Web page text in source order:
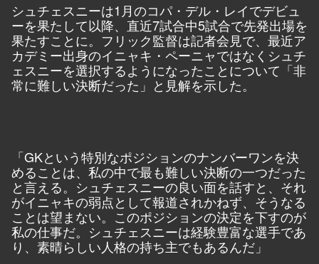
シュチェスニーは1月のコパ・デル・レイでデビュ
ーを果たして以降、直近7試合中5試合で先発出場を
果たすことに。フリック監督は記者会見で、最近ア
カデミー出身のイニャキ・ペーニャではなくシュチ
ェスニーを選択するようになったことについて「非
常に難しい決断だった」と見解を示した。
「GKという特別なポジションのナンバーワンを決
めることは、私の中で最も難しい決断の一つだった
と言える。シュチェスニーの良い面を話すと、それ
がイニャキの弱点として報道されかねず、そうなる
ことは望まない。このポジションの決定を下すのが
私の仕事だ。シュチェスニーは経験豊富な選手であ
り、素晴らしい人格の持ち主でもあるんだ」